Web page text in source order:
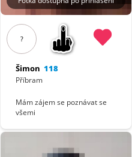
?
Šimon 118
Příbram
Mám zájem se poznávat se
všemi